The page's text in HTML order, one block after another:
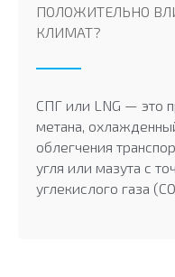
ПОЛОЖИТЕЛЬНО
КЛИМАТ?
СПГ или LNG — это
метана,
облегчения
угля или мазута с
углекислого газа